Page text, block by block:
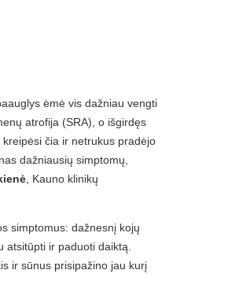
ėmė vis dažniau vengti
atrofija (SRA), o išgirdęs
čia ir netrukus pradėjo
dažniausių simptomų,
, Kauno klinikų
simptomus: dažnesnį kojų
atsitūpti ir paduoti daiktą.
ir sūnus prisipažino jau kurį